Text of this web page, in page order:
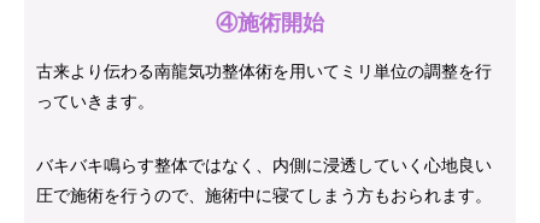
④施術開始
古来より伝わる南龍気功整体術を用いてミリ単位の調整を行
っていきます。
バキバキ鳴らす整体ではなく、内側に浸透していく心地良い
圧で施術を行うので、施術中に寝てしまう方もおられます。